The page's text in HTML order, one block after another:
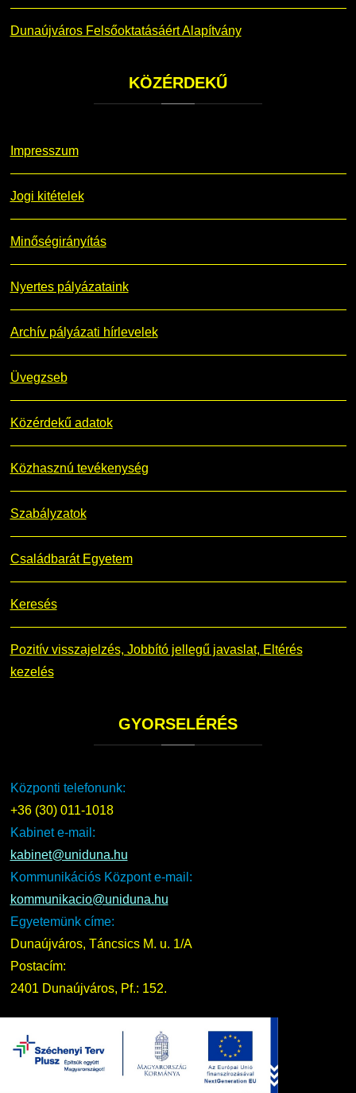
Dunaújváros Felsőoktatásáért Alapítvány
KÖZÉRDEKŰ
Impresszum
Jogi kitételek
Minőségirányítás
Nyertes pályázataink
Archív pályázati hírlevelek
Üvegzseb
Közérdekű adatok
Közhasznú tevékenység
Szabályzatok
Családbarát Egyetem
Keresés
Pozitív visszajelzés, Jobbító jellegű javaslat, Eltérés
kezelés
GYORSELÉRÉS
Központi telefonunk:
+36 (30) 011-1018
Kabinet e-mail:
kabinet@uniduna.hu
Kommunikációs Központ e-mail:
kommunikacio@uniduna.hu
Egyetemünk címe:
Dunaújváros, Táncsics M. u. 1/A
Postacím:
2401 Dunaújváros, Pf.: 152.
UNIDUNA 2016